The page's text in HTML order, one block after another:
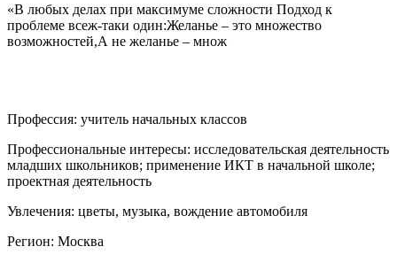
«В любых делах при максимуме сложности Подход к
проблеме всеж-таки один:Желанье – это множество
возможностей,А не желанье – множ
Профессия: учитель начальных классов
Профессиональные интересы: исследовательская деятельность
младших школьников; применение ИКТ в начальной школе;
проектная деятельность
Увлечения: цветы, музыка, вождение автомобиля
Регион: Москва